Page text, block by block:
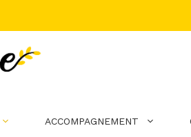
ACCOMPAGNEMENT